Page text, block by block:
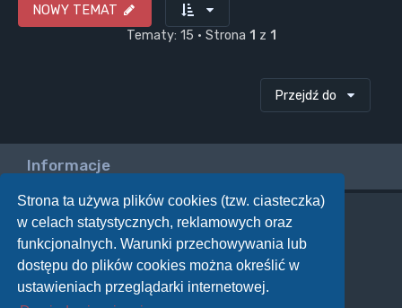
Strona ta używa plików cookies (tzw. ciasteczka)
w celach statystycznych, reklamowych oraz
funkcjonalnych. Warunki przechowywania lub
dostępu do plików cookies można określić w
ustawieniach przeglądarki internetowej.
NOWY TEMAT
Tematy: 15 • Strona 1 z 1
Przejdź do
Informacje
Twoje uprawnienia na tym forum
Nie możesztworzyć nowych tematów
Nie możeszodpowiadać w tematach
Nie możesz zmieniać swoich postów
Nie możesz
usuwać swoich postów